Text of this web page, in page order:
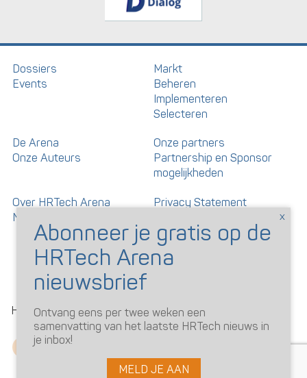
Dossiers
Events
Markt
Beheren
Implementeren
Selecteren
De Arena
Onze Auteurs
Onze partners
Partnership en Sponsor
mogelijkheden
Over HRTech Arena
Nieuwsbrief
Privacy Statement
Gedragscode artikelen en
reacties
HRTechArena 2026
Ontvang eens per twee weken een
samenvatting van het laatste HRTech nieuws in
je inbox!
MELD JE AAN